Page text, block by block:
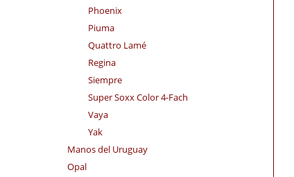
Phoenix
Piuma
Quattro Lamé
Regina
Siempre
Super Soxx Color 4-Fach
Vaya
Yak
Manos del Uruguay
Opal